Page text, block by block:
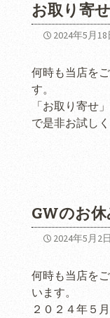
お取り寄
2024年5月18
何時も当店を
す。
「お取り寄せ
で是非お試しく
GWのお
2024年5月2日
何時も当店を
います。
２０２４年５